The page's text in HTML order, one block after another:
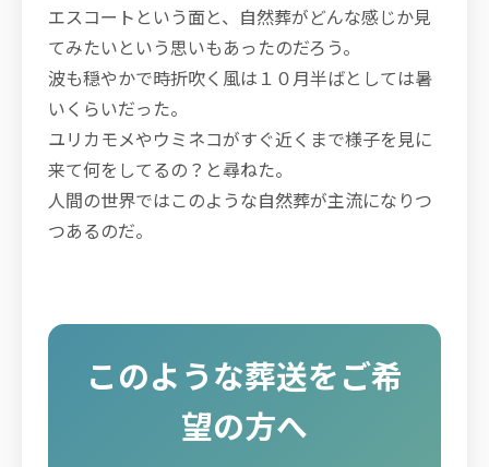
エスコートという面と、自然葬がどんな感じか見
てみたいという思いもあったのだろう。
波も穏やかで時折吹く風は１０月半ばとしては暑
いくらいだった。
ユリカモメやウミネコがすぐ近くまで様子を見に
来て何をしてるの？と尋ねた。
人間の世界ではこのような自然葬が主流になりつ
つあるのだ。
このような葬送をご希
望の方へ